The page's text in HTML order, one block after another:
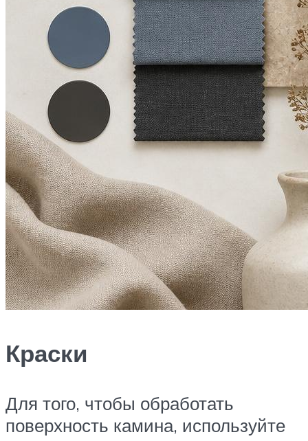
Краски
Для того, чтобы обработать
поверхность камина, используйте